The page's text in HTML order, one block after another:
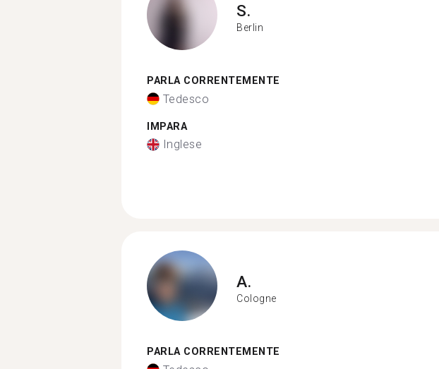
S.
Berlin
PARLA CORRENTEMENTE
Tedesco
IMPARA
Inglese
A.
Cologne
PARLA CORRENTEMENTE